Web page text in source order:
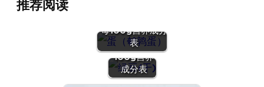
推荐阅读
每100g营养成分
表
(干)』营养
价值 | 每
100g营养
成分表